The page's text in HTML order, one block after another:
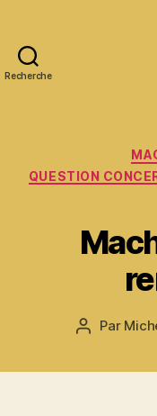
Recherche
QUESTION
Auteur
Par